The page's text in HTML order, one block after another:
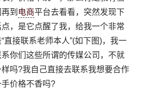
到 电商平台去看看，突然发现下
，是它点醒了我，给我一个非常
直接联系老师本人”(如下图)，我一
你们这些所谓的传媒公司，不就
吗?我自己直接去联系我想要合作
价格不香吗?